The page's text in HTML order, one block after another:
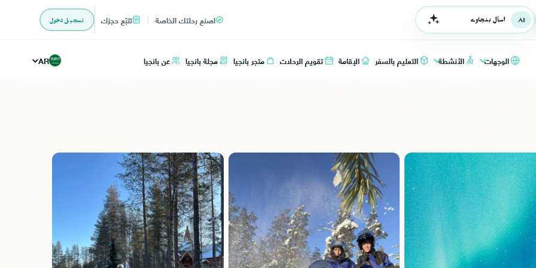
اسأل بنجاوي اصنع رحلتك الخاصة تتبّع حجزك تسجيل دخول
الوجهات الأنشطة التعليم بالسفر الإقامة تقويم الرحلات متجر بانجيا مجلة بانجيا عن بانجيا AR